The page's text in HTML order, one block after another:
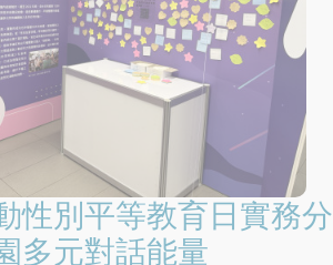
性別平等教育日實務分
多元對話能量